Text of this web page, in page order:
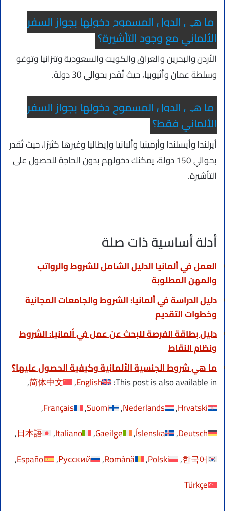
ما هي الدول المسموح دخولها بجواز السفر
الألماني مع وجود التأشيرة؟
الأردن والبحرين والعراق والكويت والسعودية وتنزانيا وتوغو
وسلطة عمان وأثيوبيا، حيث تُقدر بحوالي 30 دولة.
ما هي الدول المسموح دخولها بجواز السفر
الألماني فقط؟
أيرلندا وأيسلندا وأرمينيا وألبانيا وإيطاليا وغيرها كثيرًا، حيث تُقدر
بحوالي 150 دولة، يمكنك دخولهم بدون الحاجة للحصول على
التأشيرة.
أدلة أساسية ذات صلة
العمل في ألمانيا الدليل الشامل للشروط والرواتب
والمهن المطلوبة
دليل الدراسة في ألمانيا: الشروط والجامعات المجانية
وخطوات التقديم
دليل بطاقة الفرصة للبحث عن عمل في ألمانيا: الشروط
ونظام النقاط
ما هي شروط الجنسية الألمانية وكيفية الحصول عليها؟
This post is also available in:
English
简体中文
Hrvatski
Nederlands
Suomi
Français
Deutsch
Íslenska
Gaeilge
Italiano
日本語
한국어
Polski
Română
Русский
Español
Türkçe